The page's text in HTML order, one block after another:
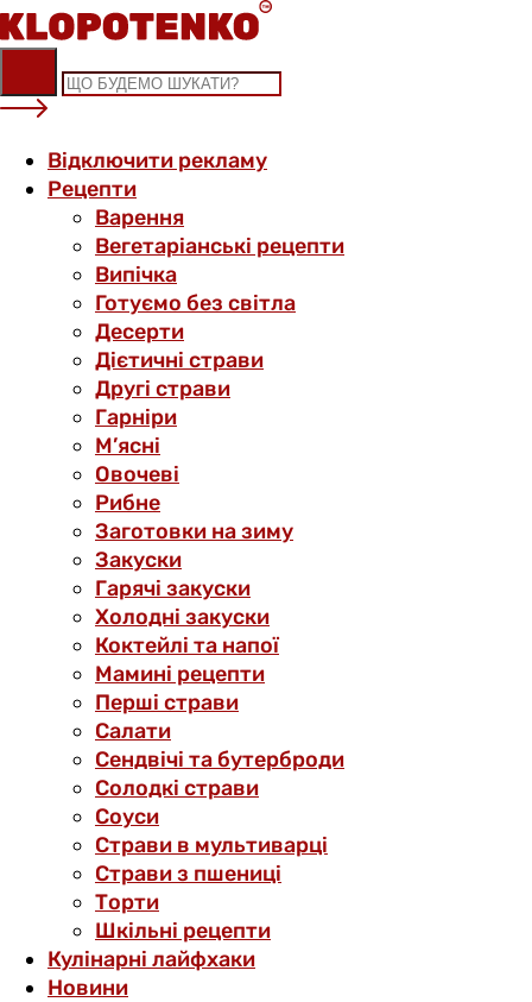
Skip
to
content
Відключити рекламу
Рецепти
Варення
Вегетаріанські рецепти
Випічка
Готуємо без світла
Десерти
Дієтичні страви
Другі страви
Гарніри
М’ясні
Овочеві
Рибне
Заготовки на зиму
Закуски
Гарячі закуски
Холодні закуски
Коктейлі та напої
Мамині рецепти
Перші страви
Салати
Сендвічі та бутерброди
Солодкі страви
Соуси
Страви в мультиварці
Страви з пшениці
Торти
Шкільні рецепти
Кулінарні лайфхаки
Новини